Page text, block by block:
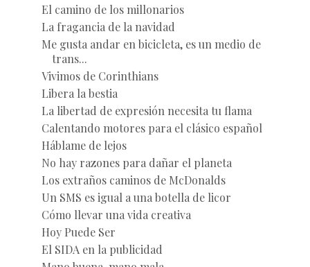
El camino de los millonarios
La fragancia de la navidad
Me gusta andar en bicicleta, es un medio de
trans...
Vivimos de Corinthians
Libera la bestia
La libertad de expresión necesita tu flama
Calentando motores para el clásico español
Háblame de lejos
No hay razones para dañar el planeta
Los extraños caminos de McDonalds
Un SMS es igual a una botella de licor
Cómo llevar una vida creativa
Hoy Puede Ser
El SIDA en la publicidad